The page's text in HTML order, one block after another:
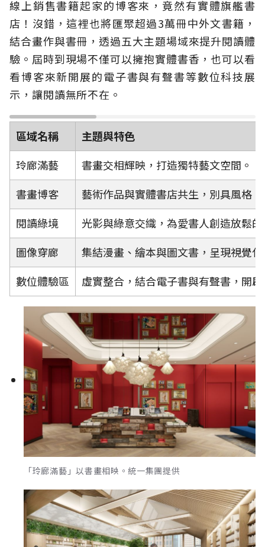
線上銷售書籍起家的博客來，竟然有實體旗艦書
店！沒錯，這裡也將匯聚超過3萬冊中外文書籍，
結合畫作與書冊，透過五大主題場域來提升閱讀體
驗。屆時到現場不僅可以擁抱實體書香，也可以看
看博客來新開展的電子書與有聲書等數位科技展
示，讓閱讀無所不在。
區域名稱
主題與特色
玲廊滿藝
書畫交相輝映，打造獨特藝文空間。
書畫博客
藝術作品與實體書店共生，別具風格。
閱讀綠境
光影與綠意交織，為愛書人創造放鬆
圖像穿廊
集結漫畫、繪本與圖文書，呈現視覺
數位體驗區
虛實整合，結合電子書與有聲書，開
「玲廊滿藝」以書畫相映。統一集團提供